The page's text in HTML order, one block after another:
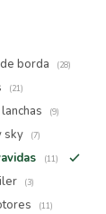
borda (28)
(21)
(9)
sky (7)
(11)
(3)
(11)